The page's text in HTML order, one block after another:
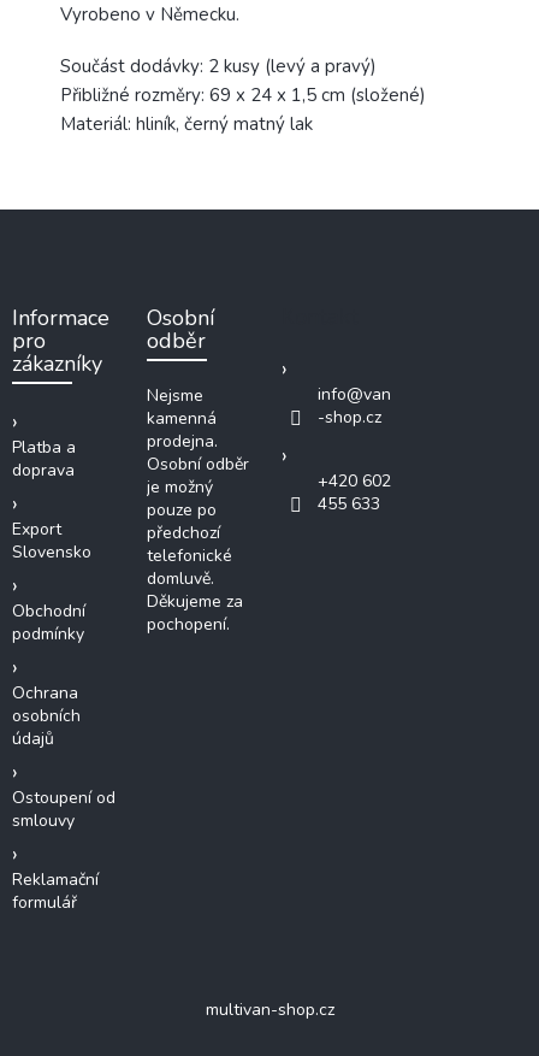
Vyrobeno v Německu.
Součást dodávky: 2 kusy (levý a pravý)
Přibližné rozměry: 69 x 24 x 1,5 cm (složené)
Materiál: hliník, černý matný lak
Informace
pro
zákazníky
Platba a
doprava
Export
Slovensko
Obchodní
podmínky
Ochrana
osobních
údajů
Ostoupení od
smlouvy
Reklamační
formulář
Osobní
odběr
Nejsme
kamenná
prodejna.
Osobní odběr
je možný
pouze po
předchozí
telefonické
domluvě.
Děkujeme za
pochopení.
info@van
-shop.cz
+420 602
455 633
multivan-shop.cz